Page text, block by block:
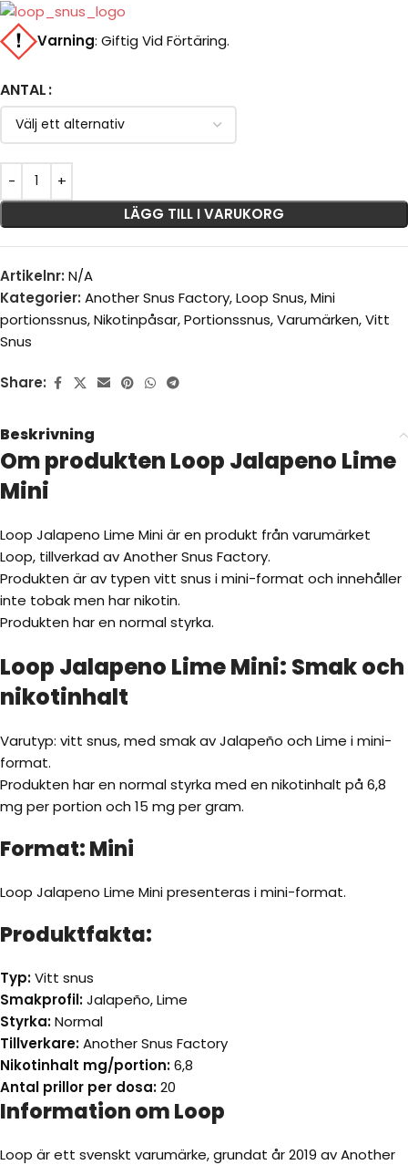
Varning: Giftig Vid Förtäring.
ANTAL
LÄGG TILL I VARUKORG
Artikelnr: N/A
Kategorier: Another Snus Factory,Loop Snus,Mini
portionssnus,Nikotinpåsar,Portionssnus,Varumärken,Vitt
Snus
Share:
Beskrivning
Om produkten Loop Jalapeno Lime
Mini
Loop Jalapeno Lime Mini är en produkt från varumärket
Loop, tillverkad av Another Snus Factory.
Produkten är av typen vitt snus i mini-format och innehåller
inte tobak men har nikotin.
Produkten har en normal styrka.
Loop Jalapeno Lime Mini: Smak och
nikotinhalt
Varutyp: vitt snus, med smak av Jalapeño och Lime i mini-
format.
Produkten har en normal styrka med en nikotinhalt på 6,8
mg per portion och 15 mg per gram.
Format: Mini
Loop Jalapeno Lime Mini presenteras i mini-format.
Produktfakta:
Typ:Vitt snus
Smakprofil:Jalapeño, Lime
Styrka:Normal
Tillverkare:Another Snus Factory
Nikotinhalt mg/portion:6,8
Antal prillor per dosa:20
Information om Loop
Loop är ett svenskt varumärke, grundat år 2019 av Another